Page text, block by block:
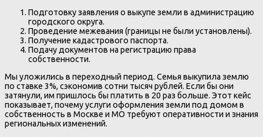
Подготовку заявления о выкупе земли в администрацию
городского округа.
Проведение межевания (границы не были установлены).
Получение кадастрового паспорта.
Подачу документов на регистрацию права
собственности.
Мы уложились в переходный период. Семья выкупила землю
по ставке 3%, сэкономив сотни тысяч рублей. Если бы они
затянули, им пришлось бы платить в 20 раз больше. Этот кейс
показывает, почему услуги оформления земли под домом в
собственность в Москве и МО требуют оперативности и знания
региональных изменений.